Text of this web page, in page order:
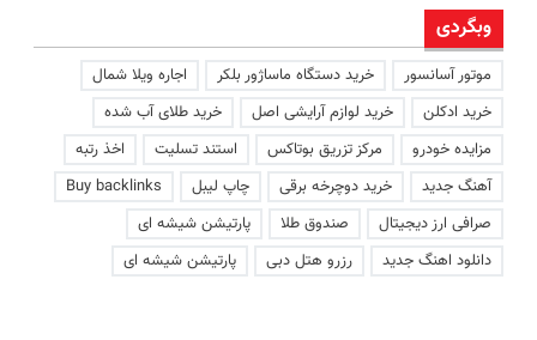
وبگردی
موتور آسانسور خرید دستگاه ماساژور بلکر
اجاره ویلا شمال
خرید ادکلن
خرید لوازم آرایشی اصل
خرید طلای آب شده
مزایده خودرو
مرکز تزریق بوتاکس استند تسلیت
اخذ رتبه
آهنگ جدید
خرید دوچرخه برقی چاپ لیبل
Buy backlinks
صرافی ارز دیجیتال
صندوق طلا
پارتیشن شیشه ای
دانلود اهنگ جدید
رزرو هتل دبی پارتیشن شیشه ای